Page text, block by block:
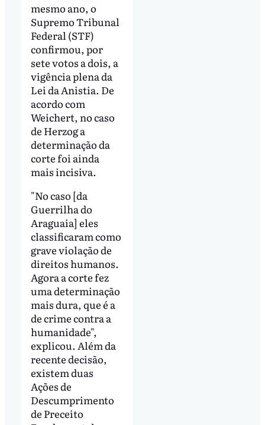
mesmo ano, o
Supremo Tribunal
Federal (STF)
confirmou, por
sete votos a dois, a
vigência plena da
Lei da Anistia. De
acordo com
Weichert, no caso
de Herzog a
determinação da
corte foi ainda
mais incisiva.
"No caso [da
Guerrilha do
Araguaia] eles
classificaram como
grave violação de
direitos humanos.
Agora a corte fez
uma determinação
mais dura, que é a
de crime contra a
humanidade",
explicou. Além da
recente decisão,
existem duas
Ações de
Descumprimento
de Preceito